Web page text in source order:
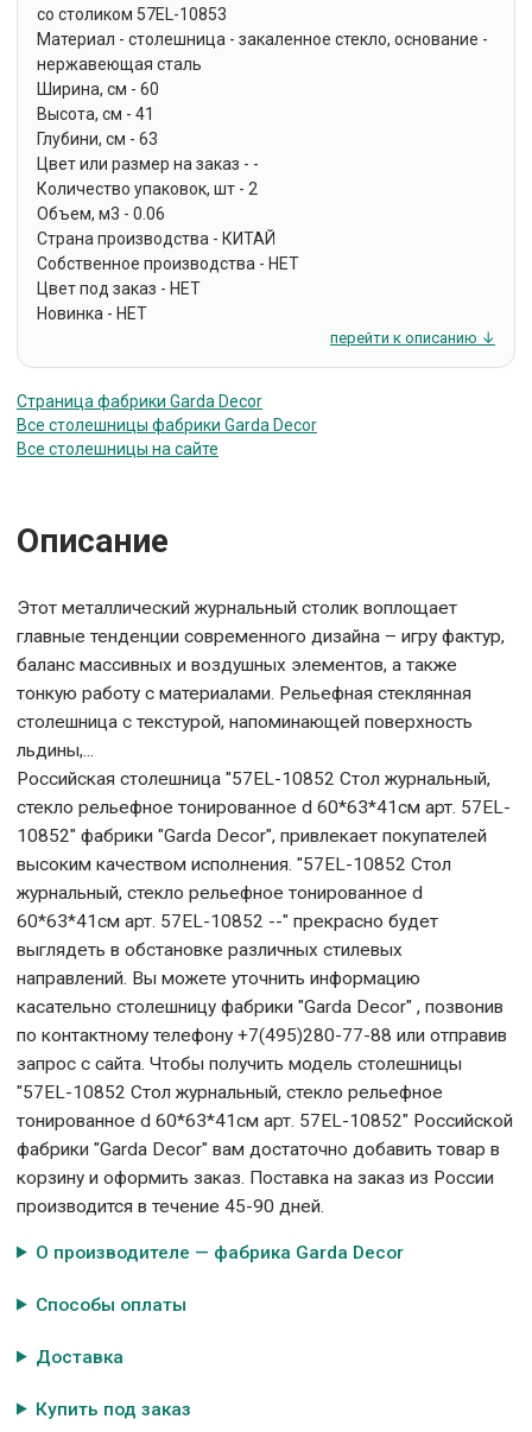
со столиком 57EL-10853
Материал - столешница - закаленное стекло, основание -
нержавеющая сталь
Ширина, см - 60
Высота, см - 41
Глубини, см - 63
Цвет или размер на заказ - -
Количество упаковок, шт - 2
Объем, м3 - 0.06
Страна производства - КИТАЙ
Собственное производства - НЕТ
Цвет под заказ - НЕТ
Новинка - НЕТ
перейти к описанию ↓
Страница фабрики Garda Decor
Все столешницы фабрики Garda Decor
Все столешницы на сайте
Описание
Этот металлический журнальный столик воплощает
главные тенденции современного дизайна – игру фактур,
баланс массивных и воздушных элементов, а также
тонкую работу с материалами. Рельефная стеклянная
столешница с текстурой, напоминающей поверхность
льдины,...
Российская столешница "57EL-10852 Стол журнальный,
стекло рельефное тонированное d 60*63*41см арт. 57EL-
10852" фабрики "Garda Decor", привлекает покупателей
высоким качеством исполнения. "57EL-10852 Стол
журнальный, стекло рельефное тонированное d
60*63*41см арт. 57EL-10852 --" прекрасно будет
выглядеть в обстановке различных стилевых
направлений. Вы можете уточнить информацию
касательно столешницу фабрики "Garda Decor" , позвонив
по контактному телефону +7(495)280-77-88 или отправив
запрос с сайта. Чтобы получить модель столешницы
"57EL-10852 Стол журнальный, стекло рельефное
тонированное d 60*63*41см арт. 57EL-10852" Российской
фабрики "Garda Decor" вам достаточно добавить товар в
корзину и оформить заказ. Поставка на заказ из России
производится в течение 45-90 дней.
О производителе — фабрика Garda Decor
Способы оплаты
Доставка
Купить под заказ